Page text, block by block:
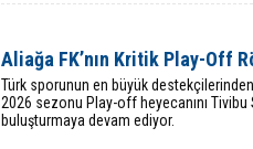
Aliağa FK’nın Kritik Play-Off
Türk sporunun en büyük
2026 sezonu Play-off heyecanını Tivibu
buluşturmaya devam ediyor.